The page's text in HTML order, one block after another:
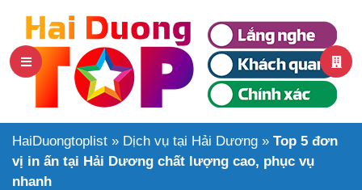
HaiDuongtoplist » Dịch vụ tại Hải Dương » Top 5 đơn
vị in ấn tại Hải Dương chất lượng cao, phục vụ
nhanh